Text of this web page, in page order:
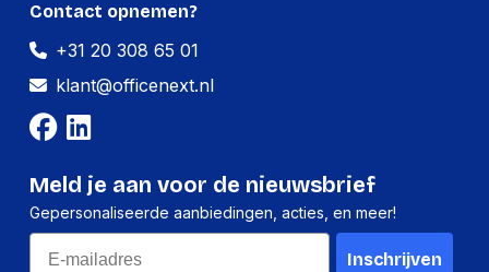
Contact opnemen?
+31 20 308 65 01
klant@officenext.nl
Meld je aan voor de nieuwsbrief
Gepersonaliseerde aanbiedingen, acties, en meer!
Email
Inschrijven